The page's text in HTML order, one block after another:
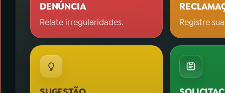
DENÚNCIA
Relate irregularidades. Registre